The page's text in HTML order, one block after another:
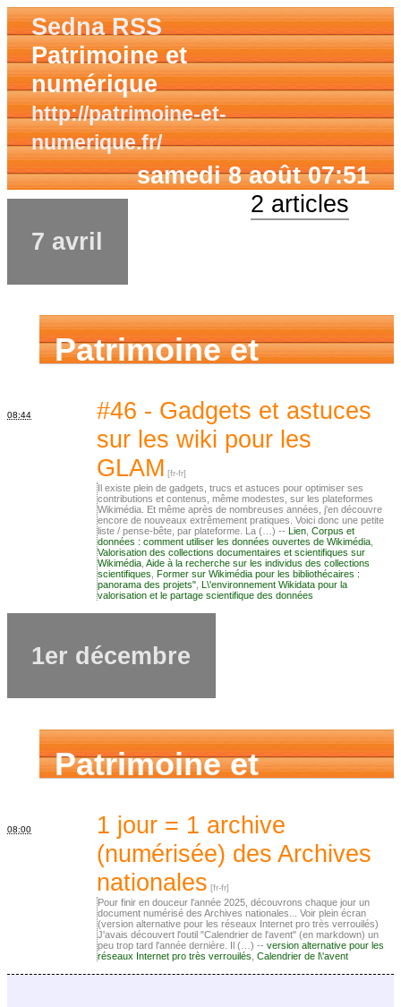
Sedna RSS
Patrimoine et
numérique
http://patrimoine-et-
numerique.fr/
samedi 8 août 07:51
2 articles
7 avril
Patrimoine et
numérique
08:44
#46 - Gadgets et astuces
sur les wiki pour les
GLAM
Il existe plein de gadgets, trucs et astuces pour optimiser ses
contributions et contenus, même modestes, sur les plateformes
Wikimédia. Et même après de nombreuses années, j'en découvre
encore de nouveaux extrêmement pratiques. Voici donc une petite
liste / pense-bête, par plateforme. La (…) -- Lien Corpus et
données : comment utiliser les données ouvertes de Wikimédia
Valorisation des collections documentaires et scientifiques sur
Wikimédia Aide à la recherche sur les individus des collections
scientifiques
Former sur Wikimédia pour les bibliothécaires :
panorama des projets" L\'environnement Wikidata pour la
valorisation et le partage scientifique des données
1er décembre
Patrimoine et
numérique
08:00
1 jour = 1 archive
(numérisée) des Archives
nationales
Pour finir en douceur l'année 2025, découvrons chaque jour un
document numérisé des Archives nationales... Voir plein écran
(version alternative pour les réseaux Internet pro très verrouilés)
J'avais découvert l'outil "Calendrier de l'avent" (en markdown) un
peu trop tard l'année dernière. Il (…) -- version alternative pour les
réseaux Internet pro très verrouilés Calendrier de l\'avent